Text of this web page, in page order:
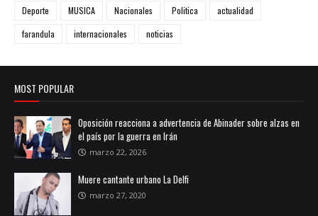
Deporte MUSICA Nacionales Politica
actualidad
farandula
internacionales noticias
MOST POPULAR
Oposición reacciona a advertencia de Abinader sobre alzas en
el país por la guerra en Irán
marzo 22, 2026
Muere cantante urbano La Delfi
marzo 27, 2020